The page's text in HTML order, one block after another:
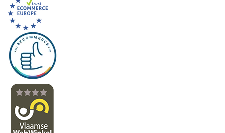
Oliën & Smeermiddelen |
TIPS & KENNIS